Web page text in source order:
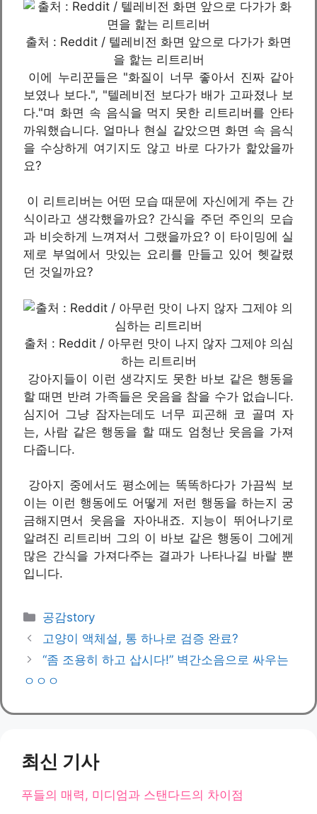
출처 : Reddit / 텔레비전 화면 앞으로 다가가 화면
을 핥는 리트리버
이에 누리꾼들은 "화질이 너무 좋아서 진짜 같아
보였나 보다.", "텔레비전 보다가 배가 고파졌나 보
다."며 화면 속 음식을 먹지 못한 리트리버를 안타
까워했습니다. 얼마나 현실 같았으면 화면 속 음식
을 수상하게 여기지도 않고 바로 다가가 핥았을까
요?
이 리트리버는 어떤 모습 때문에 자신에게 주는 간
식이라고 생각했을까요? 간식을 주던 주인의 모습
과 비슷하게 느껴져서 그랬을까요? 이 타이밍에 실
제로 부엌에서 맛있는 요리를 만들고 있어 헷갈렸
던 것일까요?
출처 : Reddit / 아무런 맛이 나지 않자 그제야 의심
하는 리트리버
강아지들이 이런 생각지도 못한 바보 같은 행동을
할 때면 반려 가족들은 웃음을 참을 수가 없습니다.
심지어 그냥 잠자는데도 너무 피곤해 코 골며 자
는, 사람 같은 행동을 할 때도 엄청난 웃음을 가져
다줍니다.
강아지 중에서도 평소에는 똑똑하다가 가끔씩 보
이는 이런 행동에도 어떻게 저런 행동을 하는지 궁
금해지면서 웃음을 자아내죠. 지능이 뛰어나기로
알려진 리트리버 그의 이 바보 같은 행동이 그에게
많은 간식을 가져다주는 결과가 나타나길 바랄 뿐
입니다.
카
테
리
공감story
고양이 액체설, 통 하나로 검증 완료?
“좀 조용히 하고 삽시다!” 벽간소음으로 싸우는
ㅇㅇㅇ
최신 기사
푸들의 매력, 미디엄과 스탠다드의 차이점